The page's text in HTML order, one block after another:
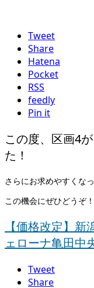
Tweet
Share
Hatena
Pocket
RSS
feedly
Pin it
この度、区画4
た！
さらにお求めやすくな
この機会にぜひどうぞ！
【価格改定】
ェローナ亀田
Tweet
Share